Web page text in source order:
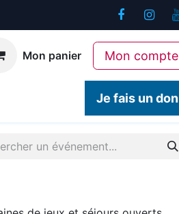
Mon panier Mon compte
Je fais un don